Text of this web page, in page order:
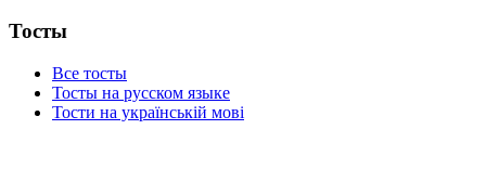
Тосты
Все тосты
Тосты на русском языке
Тости на українській мові